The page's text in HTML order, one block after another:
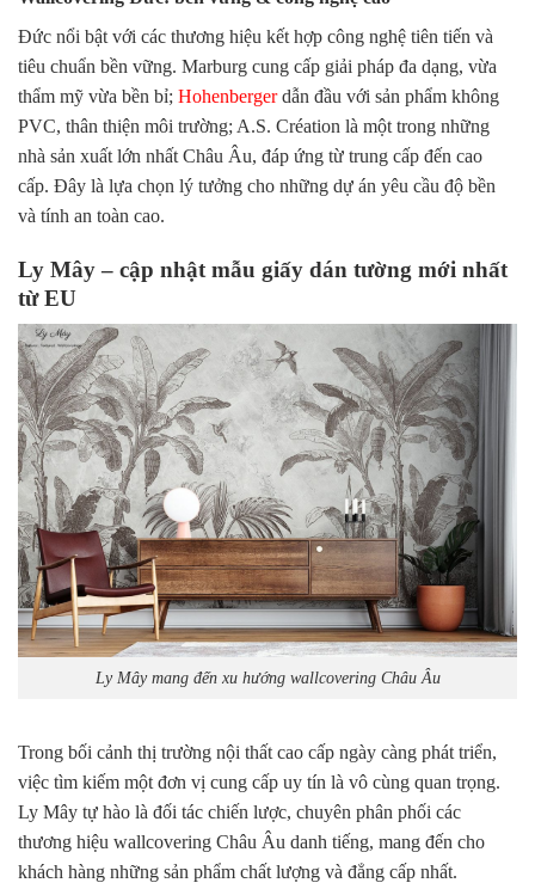
Đức nổi bật với các thương hiệu kết hợp công nghệ tiên tiến và
tiêu chuẩn bền vững. Marburg cung cấp giải pháp đa dạng, vừa
thẩm mỹ vừa bền bỉ; Hohenbergerdẫn đầu với sản phẩm không
PVC, thân thiện môi trường; A.S. Création là một trong những
nhà sản xuất lớn nhất Châu Âu, đáp ứng từ trung cấp đến cao
cấp. Đây là lựa chọn lý tưởng cho những dự án yêu cầu độ bền
và tính an toàn cao.
Ly Mây – cập nhật mẫu giấy dán tường mới nhất
từ EU
Ly Mây mang đến xu hướng wallcovering Châu Âu
Trong bối cảnh thị trường nội thất cao cấp ngày càng phát triển,
việc tìm kiếm một đơn vị cung cấp uy tín là vô cùng quan trọng.
Ly Mây tự hào là đối tác chiến lược, chuyên phân phối các
thương hiệu wallcovering Châu Âu danh tiếng, mang đến cho
khách hàng những sản phẩm chất lượng và đẳng cấp nhất.